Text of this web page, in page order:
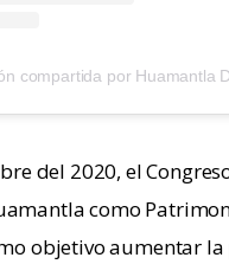
compartida por Huamantla
del 2020, el
como
objetivo aumentar